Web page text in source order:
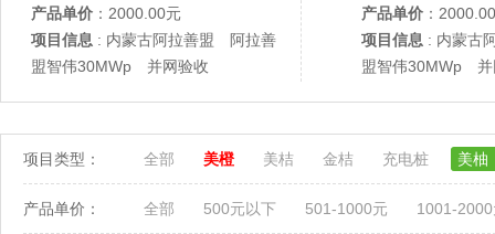
产品单价 ：2000.00元
项目信息 : 内蒙古阿拉善盟 阿拉善
盟智伟30MWp 并网验收
产品单价 ：
项目信息 : 内蒙古
盟智伟30MWp 并
项目类型： 全部 美橙 美桔 金桔 充电桩 美柚
产品单价： 全部 500元以下 501-1000元 1001-